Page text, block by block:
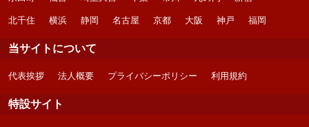
北千住 横浜 静岡 名古屋 京都 大阪 神戸 福岡
当サイトについて
代表挨拶 法人概要 プライバシーポリシー 利用規約
特設サイト